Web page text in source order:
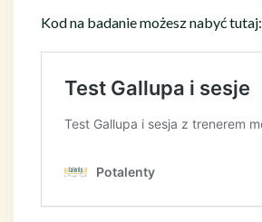
Kod na badanie możesz nabyć tutaj: